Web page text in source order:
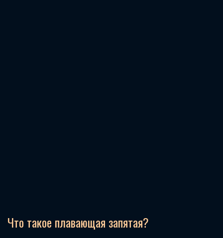
Что такое плавающая запятая?